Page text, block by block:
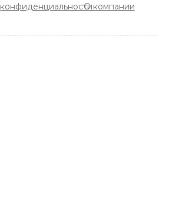
конфиденциальностиО компании